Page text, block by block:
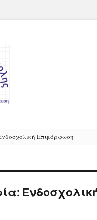
Επιμόρφωση